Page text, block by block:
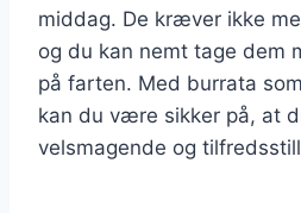
middag. De kræver ikke
og du kan nemt tage dem
på farten. Med burrata
kan du være sikker på, at
velsmagende og